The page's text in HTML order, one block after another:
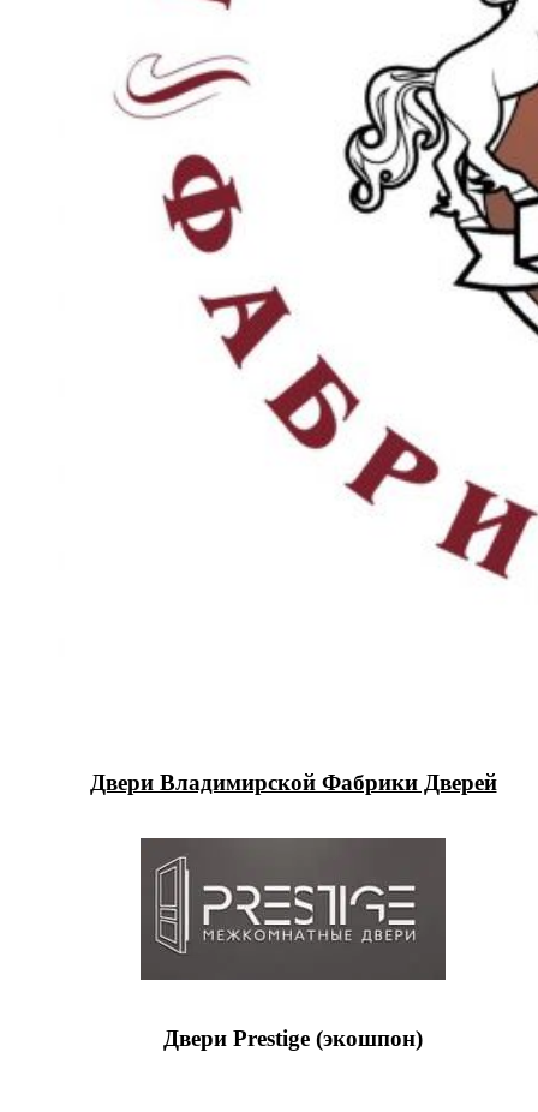
Двери Владимирской Фабрики Дверей
Двери Prestige (экошпон)